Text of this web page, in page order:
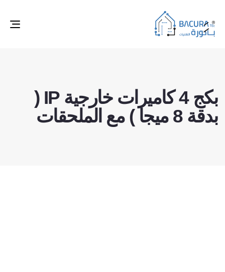
بكج 4 كاميرات خارجية IP (
بدقة 8 ميجا ) مع الملحقات